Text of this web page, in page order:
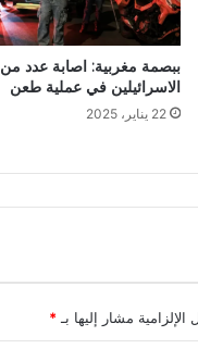
ببصمة مغربية: اصابة عدد من
الاسرائيلين في عملية طعن
22 يناير، 2025
الإلزامية مشار إليها بـ *